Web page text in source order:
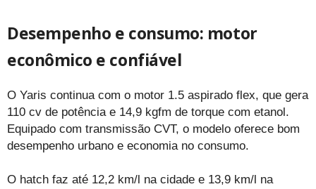
Desempenho e consumo: motor
econômico e confiável
O Yaris continua com o motor 1.5 aspirado flex, que gera
110 cv de potência e 14,9 kgfm de torque com etanol.
Equipado com transmissão CVT, o modelo oferece bom
desempenho urbano e economia no consumo.
O hatch faz até 12,2 km/l na cidade e 13,9 km/l na